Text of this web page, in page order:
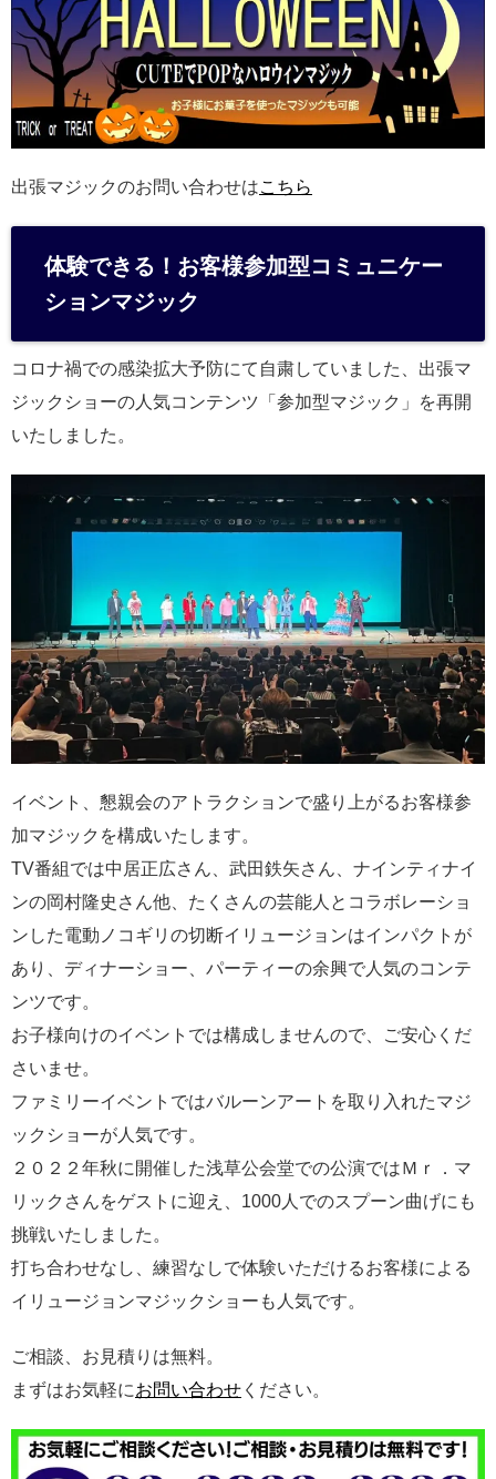
出張マジックのお問い合わせはこちら
体験できる！お客様参加型コミュニケー
ションマジック
コロナ禍での感染拡大予防にて自粛していました、出張マ
ジックショーの人気コンテンツ「参加型マジック」を再開
いたしました。
イベント、懇親会のアトラクションで盛り上がるお客様参
加マジックを構成いたします。
TV番組では中居正広さん、武田鉄矢さん、ナインティナイ
ンの岡村隆史さん他、たくさんの芸能人とコラボレーショ
ンした電動ノコギリの切断イリュージョンはインパクトが
あり、ディナーショー、パーティーの余興で人気のコンテ
ンツです。
お子様向けのイベントでは構成しませんので、ご安心くだ
さいませ。
ファミリーイベントではバルーンアートを取り入れたマジ
ックショーが人気です。
２０２２年秋に開催した浅草公会堂での公演ではＭｒ．マ
リックさんをゲストに迎え、1000人でのスプーン曲げにも
挑戦いたしました。
打ち合わせなし、練習なしで体験いただけるお客様による
イリュージョンマジックショーも人気です。
ご相談、お見積りは無料。
まずはお気軽にお問い合わせ ください。